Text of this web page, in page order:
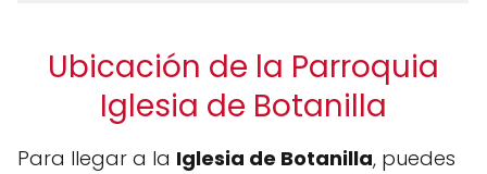
Ubicación de la Parroquia
Iglesia de Botanilla
Para llegar a la Iglesia de Botanilla, puedes